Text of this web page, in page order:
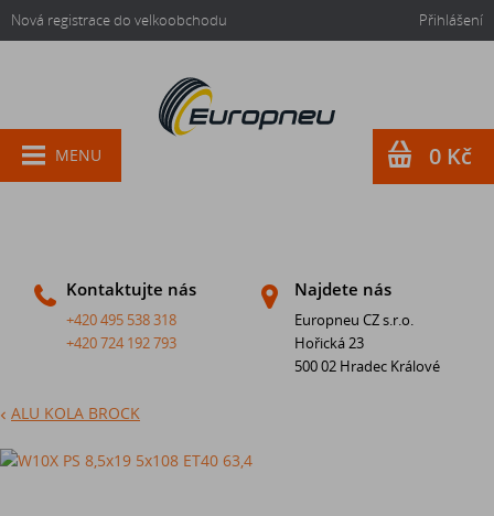
Nová registrace do velkoobchodu Přihlášení
Kontaktujte nás
+420 495 538 318
+420 724 192 793
Najdete nás
Europneu CZ s.r.o.
Hořická 23
500 02 Hradec Králové
MENU 0 Kč
ALU KOLA BROCK